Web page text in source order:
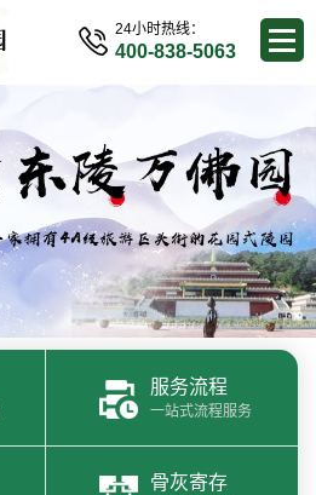
24小时热线：
400-838-5063
服务流程
一站式流程服务
骨灰寄存